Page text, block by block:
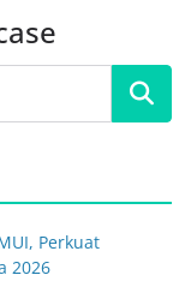
Perkuat
2026